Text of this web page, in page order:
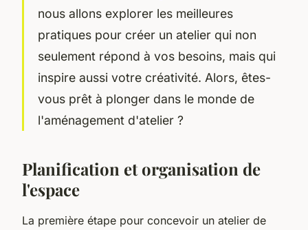
nous allons explorer les meilleures
pratiques pour créer un atelier qui non
seulement répond à vos besoins, mais qui
inspire aussi votre créativité. Alors, êtes-
vous prêt à plonger dans le monde de
l'aménagement d'atelier ?
Planification et organisation de
l'espace
La première étape pour concevoir un atelier de